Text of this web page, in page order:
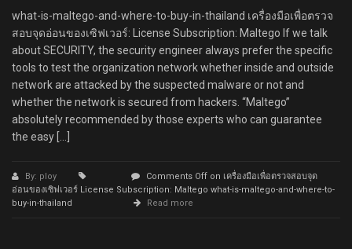
what-is-maltego-and-where-to-buy-in-thailand เครื่องมือเพื่อตรวจ
สอบจุดอ่อนของเซิฟเวอร์: License Subscription: Maltego If we talk
about SECURITY, the security engineer always prefer the specific
tools to test the organization network whether inside and outside
network are attacked by the suspected malware or not and
whether the network is secured from hackers. “Maltego”
absolutely recommended by those experts who can guarantee
the easy […]
By: ploy Comments Off on เครื่องมือเพื่อตรวจสอบจุด
อ่อนของเซิฟเวอร์ License Subscription: Maltego what-is-maltego-and-where-to-
buy-in-thailand
Read more